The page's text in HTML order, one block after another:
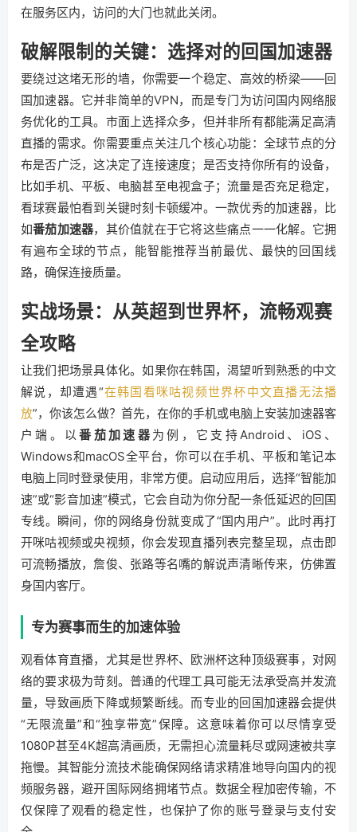
在服务区内，访问的大门也就此关闭。
破解限制的关键：选择对的回国加速器
要绕过这堵无形的墙，你需要一个稳定、高效的桥梁——回
国加速器。它并非简单的VPN，而是专门为访问国内网络服
务优化的工具。市面上选择众多，但并非所有都能满足高清
直播的需求。你需要重点关注几个核心功能：全球节点的分
布是否广泛，这决定了连接速度；是否支持你所有的设备，
比如手机、平板、电脑甚至电视盒子；流量是否充足稳定，
看球赛最怕看到关键时刻卡顿缓冲。一款优秀的加速器，比
如番茄加速器，其价值就在于它将这些痛点一一化解。它拥
有遍布全球的节点，能智能推荐当前最优、最快的回国线
路，确保连接质量。
实战场景：从英超到世界杯，流畅观赛
全攻略
让我们把场景具体化。如果你在韩国，渴望听到熟悉的中文
解说，却遭遇“在韩国看咪咕视频世界杯中文直播无法播
放”，你该怎么做？首先，在你的手机或电脑上安装加速器客
户端。以番茄加速器为例，它支持Android、iOS、
Windows和macOS全平台，你可以在手机、平板和笔记本
电脑上同时登录使用，非常方便。启动应用后，选择“智能加
速”或“影音加速”模式，它会自动为你分配一条低延迟的回国
专线。瞬间，你的网络身份就变成了“国内用户”。此时再打
开咪咕视频或央视频，你会发现直播列表完整呈现，点击即
可流畅播放，詹俊、张路等名嘴的解说声清晰传来，仿佛置
身国内客厅。
专为赛事而生的加速体验
观看体育直播，尤其是世界杯、欧洲杯这种顶级赛事，对网
络的要求极为苛刻。普通的代理工具可能无法承受高并发流
量，导致画质下降或频繁断线。而专业的回国加速器会提供
“无限流量”和“独享带宽”保障。这意味着你可以尽情享受
1080P甚至4K超高清画质，无需担心流量耗尽或网速被共享
拖慢。其智能分流技术能确保网络请求精准地导向国内的视
频服务器，避开国际网络拥堵节点。数据全程加密传输，不
仅保障了观看的稳定性，也保护了你的账号登录与支付安